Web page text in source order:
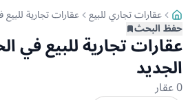
عقارات تجاري للبيع عقارات تجارية
حفظ البحث
عقارات تجارية للبيع في
الجديد
0عقار